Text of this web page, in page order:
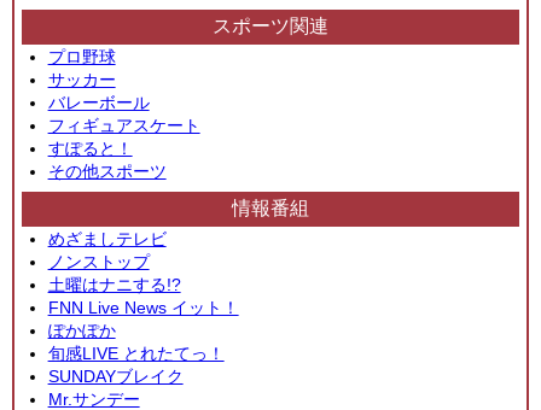
スポーツ関連
プロ野球
サッカー
バレーボール
フィギュアスケート
すぽると！
その他スポーツ
情報番組
めざましテレビ
ノンストップ
土曜はナニする!?
FNN Live News イット！
ぽかぽか
旬感LIVE とれたてっ！
SUNDAYブレイク
Mr.サンデー